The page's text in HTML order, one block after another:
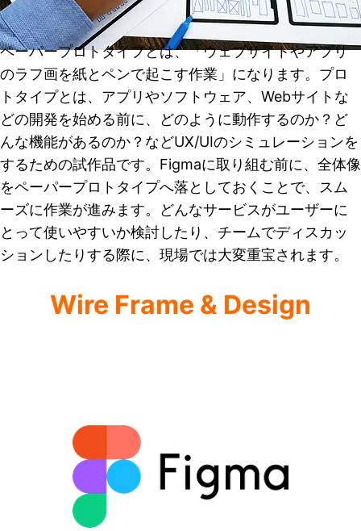
ペーパープロトタイプとは、「ウェブサイトやアプリ
のラフ画を紙とペンで起こす作業」になります。プロ
トタイプとは、アプリやソフトウェア、Webサイトな
どの開発を始める前に、どのように動作するのか？ど
んな機能があるのか？などUX/UIのシミュレーションを
するための試作品です。Figmaに取り組む前に、全体像
をペーパープロトタイプへ落としておくことで、スム
ーズに作業が進みます。どんなサービスがユーザーに
とって使いやすいか検討したり、チームでディスカッ
ションしたりする際に、現場では大変重宝されます。
Wire Frame & Design